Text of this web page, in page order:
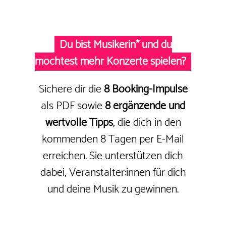
Du bist Musikerin* und du
möchtest mehr Konzerte spielen?
Sichere dir die8 Booking-Impulse
als PDF sowie8 ergänzende und
wertvolle Tipps, die dich in den
kommenden 8 Tagen per E-Mail
erreichen. Sie unterstützen dich
dabei, Veranstalter:innen für dich
und deine Musik zu gewinnen.